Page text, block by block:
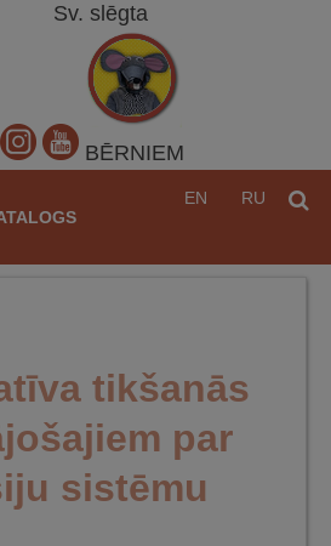
Sv. slēgta
BĒRNIEM
EN RU
tikšanās
par
sistēmu